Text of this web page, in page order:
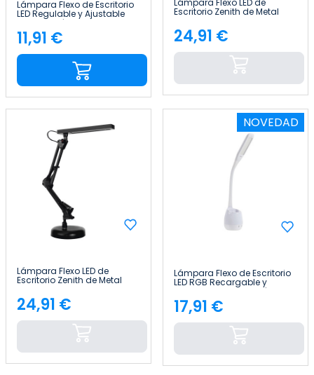
Lámpara Flexo de Escritorio
LED Regulable y Ajustable
con Portalápices 36.5cm
7house
Precio
11,91 €
Lámpara Flexo LED de
Escritorio Zenith de Metal
Precio
24,91 €
Lámpara Flexo LED de
Escritorio Zenith de Metal
Precio
24,91 €
NOVEDAD
Lámpara Flexo de Escritorio
LED RGB Recargable y
Regulable con Portalápices
60cm 7house
Precio
17,91 €